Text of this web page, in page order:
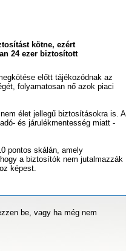
kötne, ezért
24 ezer biztosított
előtt tájékozódnak az
folyamatosan nő azok piaci
élet jellegű biztosításokra is. A
és járulékmentesség miatt -
pontos skálán, amely
a biztosítók nem jutalmazzák
képest.
be, vagy ha még nem